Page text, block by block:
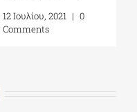
12 Ιουλίου, 2021
Comments